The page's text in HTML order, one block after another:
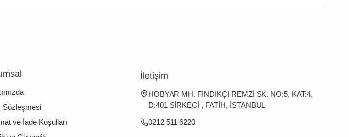
Sözleşmesi
ve İade Koşulları
İletişim
HOBYAR MH. FINDIKÇI REMZİ SK. NO:5, KAT:4,
D:401 SİRKECİ , FATİH, İSTANBUL
0212 511 6220